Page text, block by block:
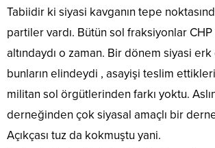
Tabiidir ki siyasi kavganın tepe
partiler vardı. Bütün sol fraksiyonlar CHP
altındaydı o zaman. Bir dönem siyasi erk
bunların elindeydi , asayişi teslim
militan sol örgütlerinden farkı yoktu.
derneğinden çok siyasal amaçlı bir
Açıkçası tuz da kokmuştu yani.